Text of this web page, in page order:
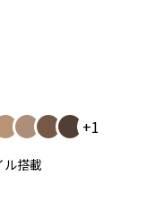
+1
搭載